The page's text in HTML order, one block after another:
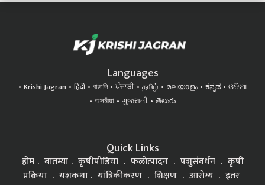
Languages
Krishi Jagran हिंदी বাঙালি ਪੰਜਾਬੀ தமிழ் മലയാളം ಕನ್ನಡ
ଓଡିଆ
অসমীয়া
ગુજરાતી తెలుగు
Quick Links
होम बातम्या कृषीपीडिया फलोत्पादन पशुसंवर्धन
कृषी
प्रक्रिया
यशकथा यांत्रिकीकरण शिक्षण आरोग्य इतर